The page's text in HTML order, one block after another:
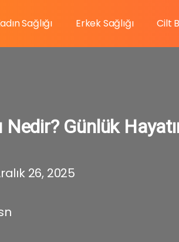
Sağlığı Erkek Sağlığı Cilt
Günlük
26, 2025